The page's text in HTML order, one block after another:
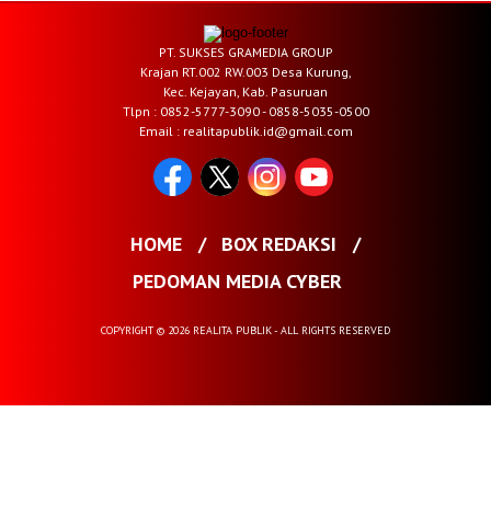
PT. SUKSES GRAMEDIA GROUP
Krajan RT.002 RW.003 Desa Kurung,
Kec. Kejayan, Kab. Pasuruan
Tlpn : 0852-5777-3090 - 0858-5035-0500
Email : realitapublik.id@gmail.com
HOME
BOX REDAKSI
PEDOMAN MEDIA CYBER
COPYRIGHT © 2026 REALITA PUBLIK - ALL RIGHTS RESERVED